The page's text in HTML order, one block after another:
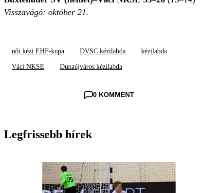
Visszavágó: október 21.
női kézi EHF-kupa DVSC kézilabda kézilabda
Váci NKSE Dunaújváros kézilabda
0 KOMMENT
Legfrissebb hírek